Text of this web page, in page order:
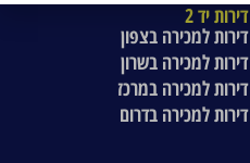
דירות יד 2
דירות למכירה בצפון
דירות למכירה בשרון
דירות למכירה במרכז
דירות למכירה בדרום